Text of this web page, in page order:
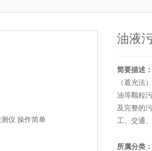
油液
简要描述：
（遮光法
油等颗粒
及完整的
工、交通
所属分类：